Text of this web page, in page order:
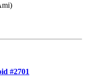
#2701